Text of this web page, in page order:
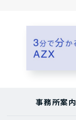
事務所案内